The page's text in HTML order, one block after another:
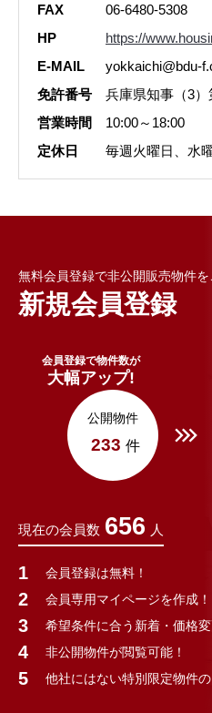
FAX
06-6480-5308
HP
https://
E-MAIL
yokkaichi@bdu-
免許番号
兵庫県知事（3）
営業時間
10:00～18:00
定休日
毎週火曜日、水
無料会員登録で非公開販売物件を
新規会員登録
会員登録で物件数が
大幅アップ!
公開物件
233 件
現在の会員数 656 人
会員登録は無料！
会員専用マイページを作成！
希望条件に合う新着・価格
非公開物件が閲覧可能！
他社にはない特別限定物件